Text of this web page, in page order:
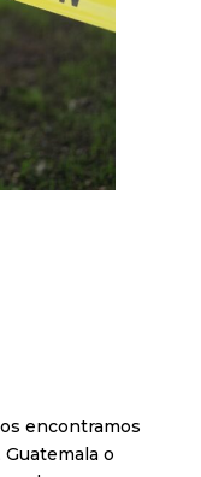
encontramos
o